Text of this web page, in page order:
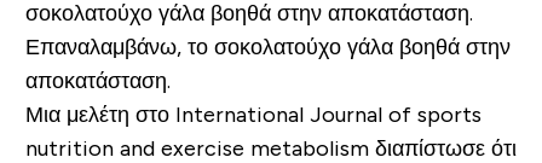
σοκολατούχο γάλα βοηθά στην αποκατάσταση.
Επαναλαμβάνω, το σοκολατούχο γάλα βοηθά στην
αποκατάσταση.
Μια μελέτη στο International Journal of sports
nutrition and exercise metabolism διαπίστωσε ότι